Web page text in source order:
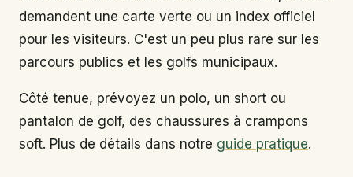
demandent une carte verte ou un index officiel
pour les visiteurs. C'est un peu plus rare sur les
parcours publics et les golfs municipaux.
Côté tenue, prévoyez un polo, un short ou
pantalon de golf, des chaussures à crampons
soft. Plus de détails dans notre guide pratique.